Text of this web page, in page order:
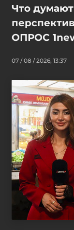
Что
ОПРОС
07 / 08 / 2026, 13:37